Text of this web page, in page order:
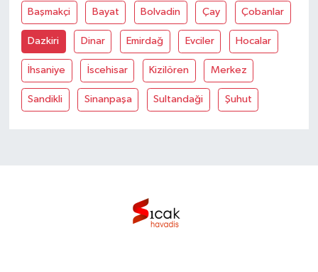
Başmakçi Bayat Bolvadin Çay Çobanlar
Dazkiri Dinar Emirdağ Evciler Hocalar
İhsaniye İscehisar Kizilören Merkez
Sandikli Sinanpaşa Sultandaği Şuhut